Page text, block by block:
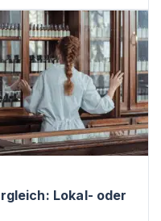
Lokal- oder